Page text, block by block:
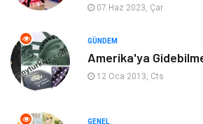
Blogroll
Markalar
Restaurant
Tarih
07 Haz 2023, Çar
GÜNDEM
Amerika'ya
12 Oca 2013, Cts
GENEL